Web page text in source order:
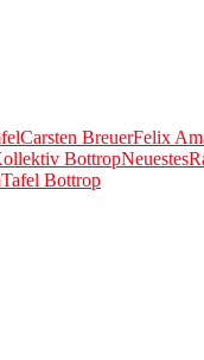
Carsten BreuerFelix
BottropNeuestes
Tafel Bottrop